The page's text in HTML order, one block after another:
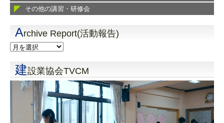
その他の講習・研修会
Archive Report(活動報告)
建設業協会TVCM